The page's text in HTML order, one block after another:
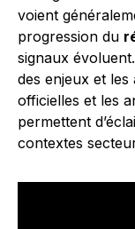
voient
progression du
signaux
des enjeux et
officielles et les
permettent
contextes